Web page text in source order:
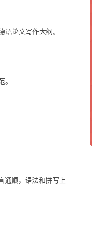
论文写作大纲。
通顺，语法和拼写上